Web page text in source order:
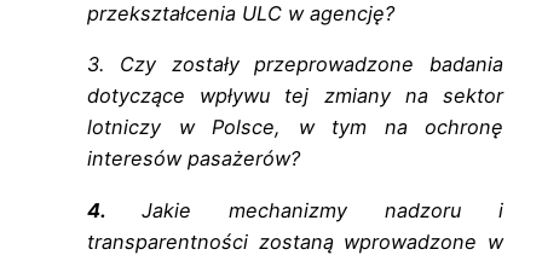
przekształcenia ULC w agencję?
3. Czy zostały przeprowadzone badania
dotyczące wpływu tej zmiany na sektor
lotniczy w Polsce, w tym na ochronę
interesów pasażerów?
4. Jakie mechanizmy nadzoru i
transparentności zostaną wprowadzone w